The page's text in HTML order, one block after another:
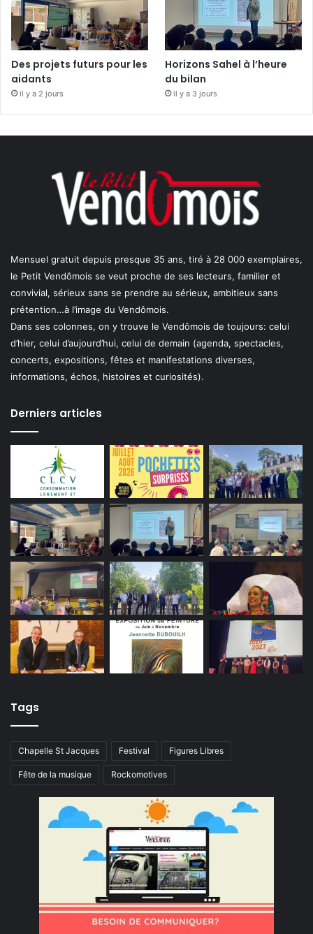
Des projets futurs pour les
aidants
il y a 2 jours
Horizons Sahel à l’heure
du bilan
il y a 3 jours
Mensuel gratuit depuis presque 35 ans, tiré à 28 000 exemplaires,
le Petit Vendômois se veut proche de ses lecteurs, familier et
convivial, sérieux sans se prendre au sérieux, ambitieux sans
prétention…à l’image du Vendômois.
Dans ses colonnes, on y trouve le Vendômois de toujours: celui
d’hier, celui d’aujourd’hui, celui de demain (agenda, spectacles,
concerts, expositions, fêtes et manifestations diverses,
informations, échos, histoires et curiosités).
Derniers articles
Tags
Chapelle St Jacques Festival Figures Libres
Fête de la musique Rockomotives